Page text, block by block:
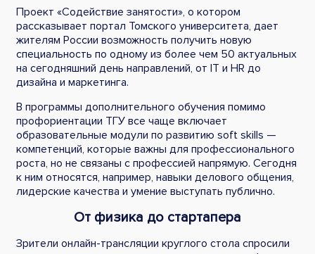
Проект «Содействие занятости», о котором
рассказывает портал Томского университета, дает
жителям России возможность получить новую
специальность по одному из более чем 50 актуальных
на сегодняшний день направлений, от IT и HR до
дизайна и маркетинга.
В программы дополнительного обучения помимо
профориентации ТГУ все чаще включает
образовательные модули по развитию soft skills —
компетенций, которые важны для профессионального
роста, но не связаны с профессией напрямую. Сегодня
к ним относятся, например, навыки делового общения,
лидерские качества и умение выступать публично.
От физика до стартапера
Зрители онлайн-трансляции круглого стола спросили